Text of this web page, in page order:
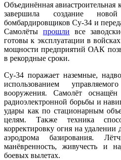
Объединённая
завершила создание
бомбардировщиков Су-34 и
Самолёты прошли все
готовы к эксплуатации в
мощности предприятий ОАК
в рекордные сроки.
Су-34 поражает наземные,
использованием
вооружения. Самолёт
радиоэлектронной борьбы и
удары как по стационарным
целям. Также техника
корректировку огня на
аэродрома базирования.
манёвренность, живучесть и
боевых вылетах.